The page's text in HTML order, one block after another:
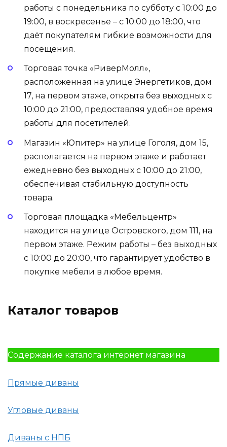
работы с понедельника по субботу с 10:00 до
19:00, в воскресенье – с 10:00 до 18:00, что
даёт покупателям гибкие возможности для
посещения.
Торговая точка «РиверМолл»,
расположенная на улице Энергетиков, дом
17, на первом этаже, открыта без выходных с
10:00 до 21:00, предоставляя удобное время
работы для посетителей.
Магазин «Юпитер» на улице Гоголя, дом 15,
располагается на первом этаже и работает
ежедневно без выходных с 10:00 до 21:00,
обеспечивая стабильную доступность
товара.
Торговая площадка «Мебельцентр»
находится на улице Островского, дом 111, на
первом этаже. Режим работы – без выходных
с 10:00 до 20:00, что гарантирует удобство в
покупке мебели в любое время.
Каталог товаров
Содержание каталога интернет магазина
Прямые диваны
Угловые диваны
Диваны с НПБ